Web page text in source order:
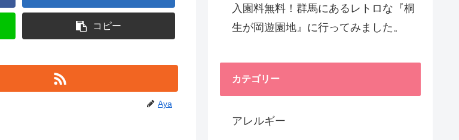
コピー
Aya
入園料無料！群馬にあるレトロな『桐
生が岡遊園地』に行ってみました。
カテゴリー
アレルギー